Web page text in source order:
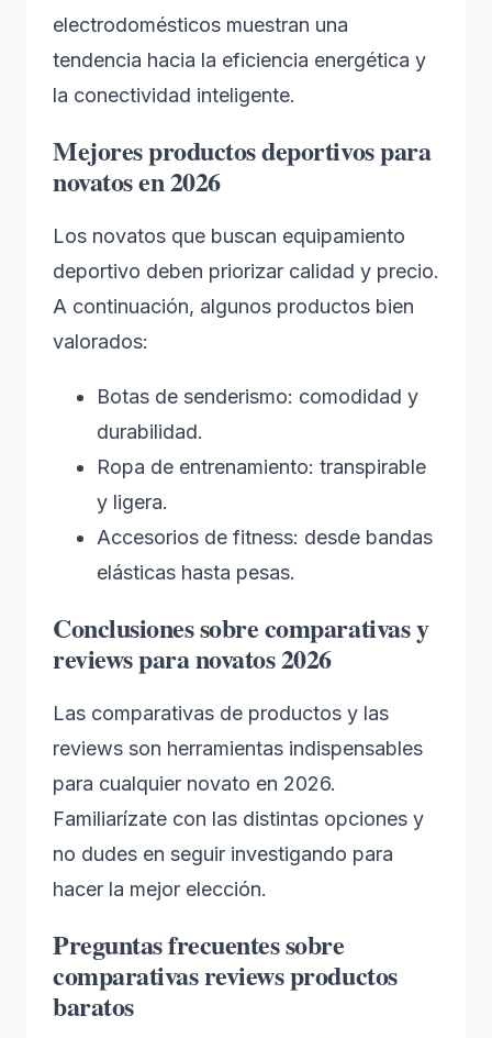
electrodomésticos muestran una
tendencia hacia la eficiencia energética y
la conectividad inteligente.
Mejores productos deportivos para
novatos en 2026
Los novatos que buscan equipamiento
deportivo deben priorizar calidad y precio.
A continuación, algunos productos bien
valorados:
Botas de senderismo: comodidad y
durabilidad.
Ropa de entrenamiento: transpirable
y ligera.
Accesorios de fitness: desde bandas
elásticas hasta pesas.
Conclusiones sobre comparativas y
reviews para novatos 2026
Las comparativas de productos y las
reviews son herramientas indispensables
para cualquier novato en 2026.
Familiarízate con las distintas opciones y
no dudes en seguir investigando para
hacer la mejor elección.
Preguntas frecuentes sobre
comparativas reviews productos
baratos